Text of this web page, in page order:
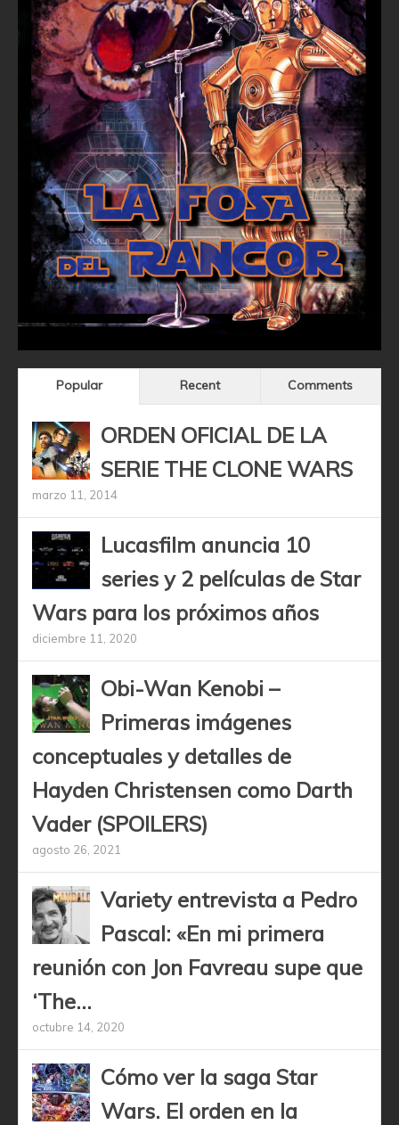
Popular Recent Comments
ORDEN OFICIAL DE LA
SERIE THE CLONE WARS
marzo 11, 2014
Lucasfilm anuncia 10
series y 2 películas de Star
Wars para los próximos años
diciembre 11, 2020
Obi-Wan Kenobi –
Primeras imágenes
conceptuales y detalles de
Hayden Christensen como Darth
Vader (SPOILERS)
agosto 26, 2021
Variety entrevista a Pedro
Pascal: «En mi primera
reunión con Jon Favreau supe que
‘The...
octubre 14, 2020
Cómo ver la saga Star
Wars. El orden en la